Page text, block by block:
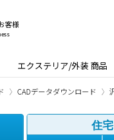
客様
エクステリア/外装 商品
CADデータダウンロード
住宅